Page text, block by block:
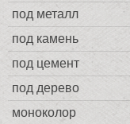
под металл
под камень
под цемент
под дерево
моноколор